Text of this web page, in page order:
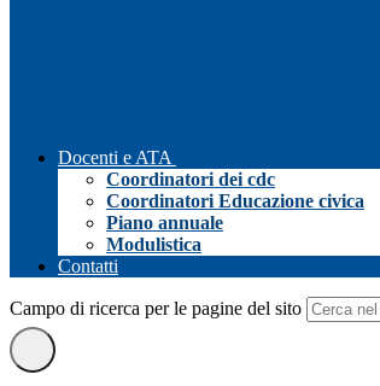
Docenti e ATA
Coordinatori dei cdc
Coordinatori Educazione civica
Piano annuale
Modulistica
Contatti
Campo di ricerca per le pagine del sito